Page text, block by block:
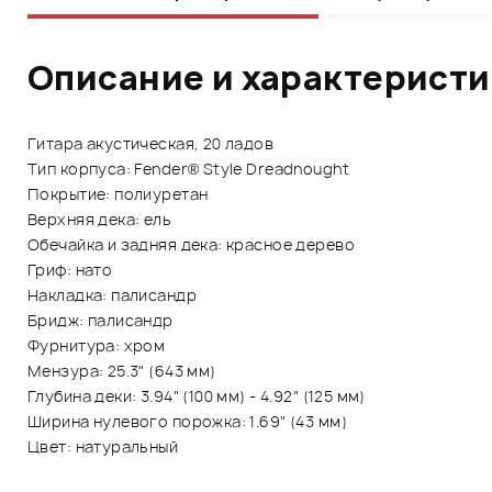
Описание и
Гитара акустическая, 20 ладов
Тип корпуса: Fender® Style Dreadnought
Покрытие: полиуретан
Верхняя дека: ель
Обечайка и задняя дека: красное дерево
Гриф: нато
Накладка: палисандр
Бридж: палисандр
Фурнитура: хром
Мензура: 25.3" (643 мм)
Глубина деки: 3.94" (100 мм) - 4.92" (125 мм)
Ширина нулевого порожка: 1.69" (43 мм)
Цвет: натуральный